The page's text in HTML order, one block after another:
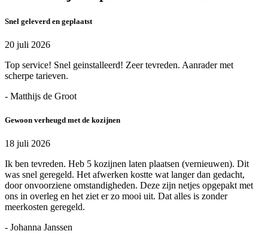
Snel geleverd en geplaatst
20 juli 2026
Top service! Snel geinstalleerd! Zeer tevreden. Aanrader met
scherpe tarieven.
- Matthijs de Groot
Gewoon verheugd met de kozijnen
18 juli 2026
Ik ben tevreden. Heb 5 kozijnen laten plaatsen (vernieuwen). Dit
was snel geregeld. Het afwerken kostte wat langer dan gedacht,
door onvoorziene omstandigheden. Deze zijn netjes opgepakt met
ons in overleg en het ziet er zo mooi uit. Dat alles is zonder
meerkosten geregeld.
- Johanna Janssen